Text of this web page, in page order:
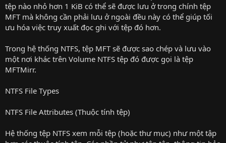
tệp nào nhỏ hơn 1 KiB có thể sẽ được lưu ở trong chính tệp
MFT mà không cần phải lưu ở ngoài đều này có thể giúp tối
ưu hóa việc truy xuất đọc ghi với tệp đó hơn.
Trong hệ thống NTFS, tệp MFT sẽ được sao chép và lưu vào
một nơi khác trên Volume NTFS tệp đó được gọi là tệp
MFTMirr.
NTFS File Types
NTFS File Attributes (Thuộc tính tệp)
Hệ thống tệp NTFS xem mỗi tệp (hoặc thư mục) như một tập